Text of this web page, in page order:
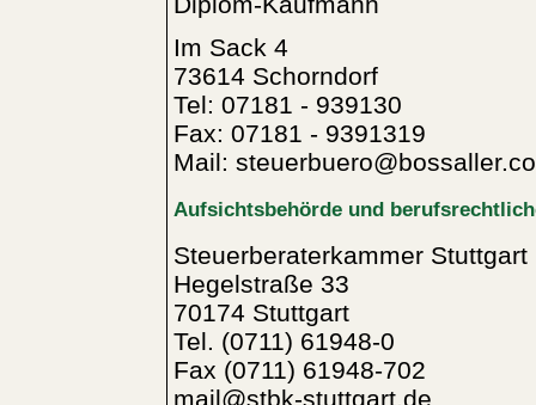
Im Sack 4
73614 Schorndorf
Tel: 07181 - 939130
Fax: 07181 - 9391319
Mail:
Aufsichtsbehörde und
Steuerberaterkammer Stuttgart
Hegelstraße 33
70174 Stuttgart
Tel. (0711) 61948-0
Fax (0711) 61948-702
mail@stbk-stuttgart.de